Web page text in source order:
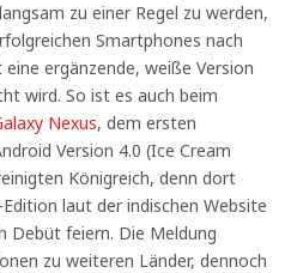
zu einer Regel zu werden,
Smartphones nach
ergänzende, weiße Version
wird. So ist es auch beim
Nexus, dem ersten
Version 4.0 (Ice Cream
Königreich, denn dort
laut der indischen Website
Debüt feiern. Die Meldung
zu weiteren Länder, dennoch